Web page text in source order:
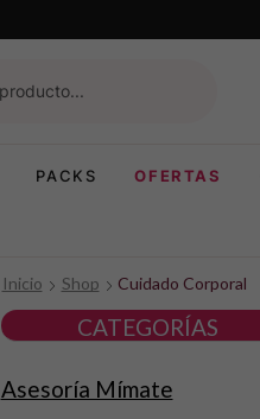
PACKS OFERTAS
Inicio Shop Cuidado Corporal
CATEGORÍAS
Asesoría Mímate